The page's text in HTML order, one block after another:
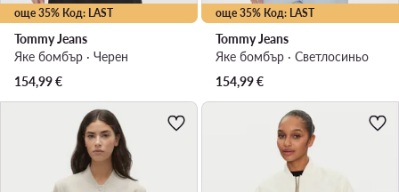
още 35% Код: LAST
Tommy Jeans
Яке бомбър · Черен
154,99€
още 35% Код: LAST
Tommy Jeans
Яке бомбър · Светлосиньо
154,99€